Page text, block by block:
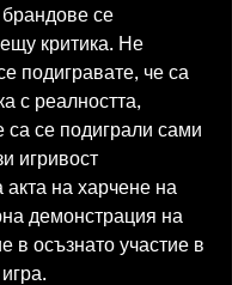
се
критика. Не
подигравате, че са
с реалността,
са се подиграли сами
игривост
на харчене на
демонстрация на
в осъзнато участие в